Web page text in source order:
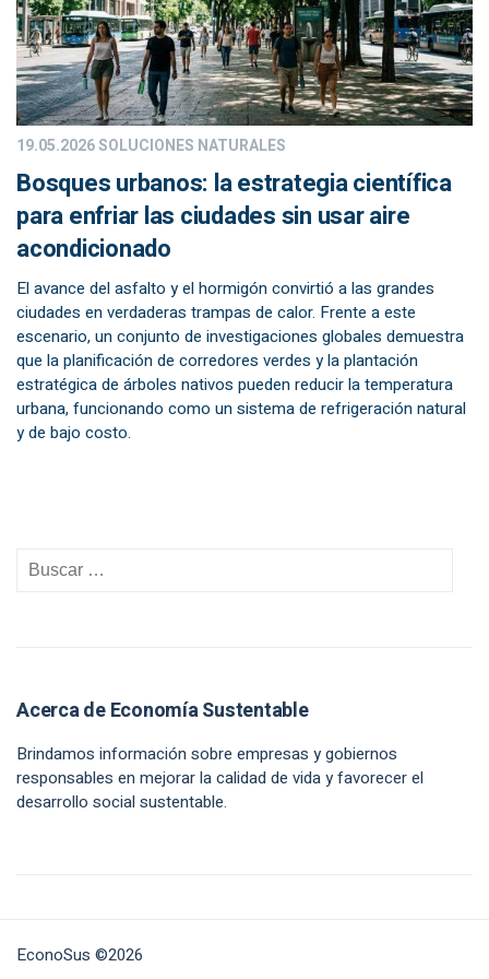
19.05.2026SOLUCIONES NATURALES
Bosques urbanos: la estrategia científica
para enfriar las ciudades sin usar aire
acondicionado
El avance del asfalto y el hormigón convirtió a las grandes
ciudades en verdaderas trampas de calor. Frente a este
escenario, un conjunto de investigaciones globales demuestra
que la planificación de corredores verdes y la plantación
estratégica de árboles nativos pueden reducir la temperatura
urbana, funcionando como un sistema de refrigeración natural
y de bajo costo.
Acerca de Economía Sustentable
Brindamos información sobre empresas y gobiernos
responsables en mejorar la calidad de vida y favorecer el
desarrollo social sustentable.
EconoSus ©2026